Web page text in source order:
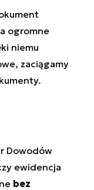
ogromne
niemu
zaciągamy
Dowodów
ewidencja
bez